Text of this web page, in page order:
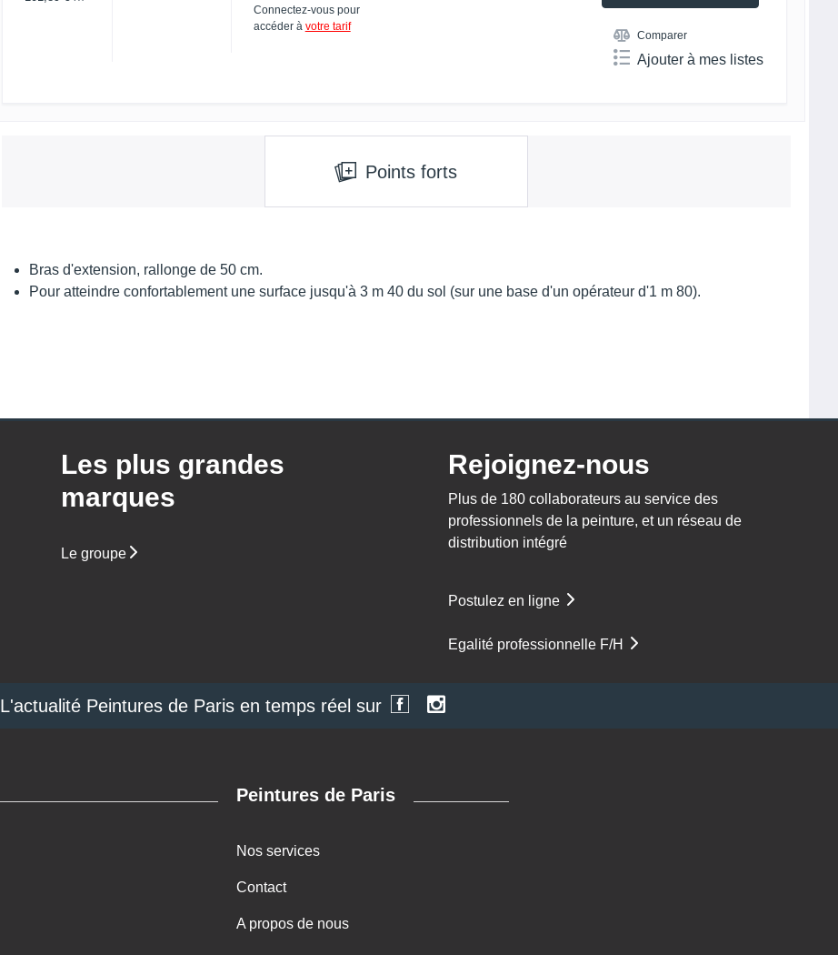
Connectez-vous pour
accéder à votre tarif
Comparer
Ajouter à mes listes
Points forts
Bras d'extension, rallonge de 50 cm.
Pour atteindre confortablement une surface jusqu'à 3 m 40 du sol (sur une base d'un opérateur d'1 m 80).
Les plus grandes
marques
Le groupe
Rejoignez-nous
Plus de 180 collaborateurs au service des
professionnels de la peinture, et un réseau de
distribution intégré
Postulez en ligne
Egalité professionnelle F/H
L'actualité Peintures de Paris en temps réel sur
Peintures de Paris
Nos services
Contact
A propos de nous